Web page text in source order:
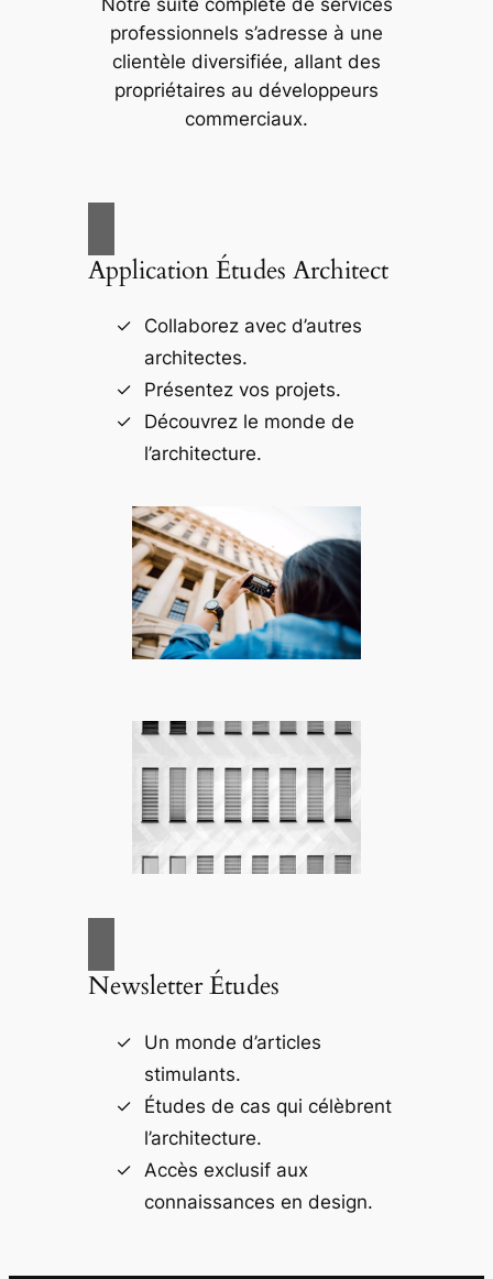
Notre suite complète de services
professionnels s’adresse à une
clientèle diversifiée, allant des
propriétaires au développeurs
commerciaux.
Application Études Architect
Collaborez avec d’autres
architectes.
Présentez vos projets.
Découvrez le monde de
l’architecture.
Newsletter Études
Un monde d’articles
stimulants.
Études de cas qui célèbrent
l’architecture.
Accès exclusif aux
connaissances en design.